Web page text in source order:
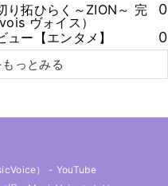
り拓ひらく～ZION～ 完
ヴォイス）
0
ュー【エンタメ】 0
っとみる
） - YouTube